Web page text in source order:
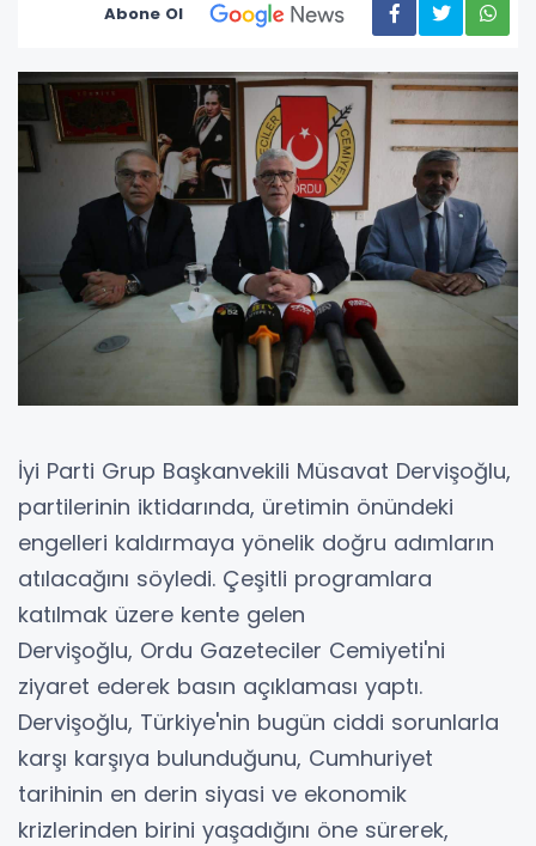
Abone Ol
İyi Parti Grup Başkanvekili Müsavat Dervişoğlu,
partilerinin iktidarında, üretimin önündeki
engelleri kaldırmaya yönelik doğru adımların
atılacağını söyledi. Çeşitli programlara
katılmak üzere kente gelen
Dervişoğlu, Ordu Gazeteciler Cemiyeti'ni
ziyaret ederek basın açıklaması yaptı.
Dervişoğlu, Türkiye'nin bugün ciddi sorunlarla
karşı karşıya bulunduğunu, Cumhuriyet
tarihinin en derin siyasi ve ekonomik
krizlerinden birini yaşadığını öne sürerek,